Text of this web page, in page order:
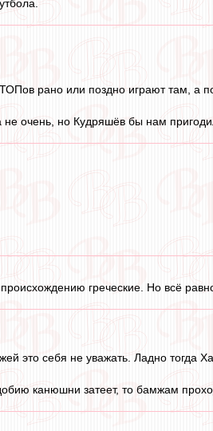
рано или поздно играют там, а
очень, но Кудряшёв бы нам
греческие. Но всё
это себя не уважать. Ладно тогда
канюшни затеет, то бамжам